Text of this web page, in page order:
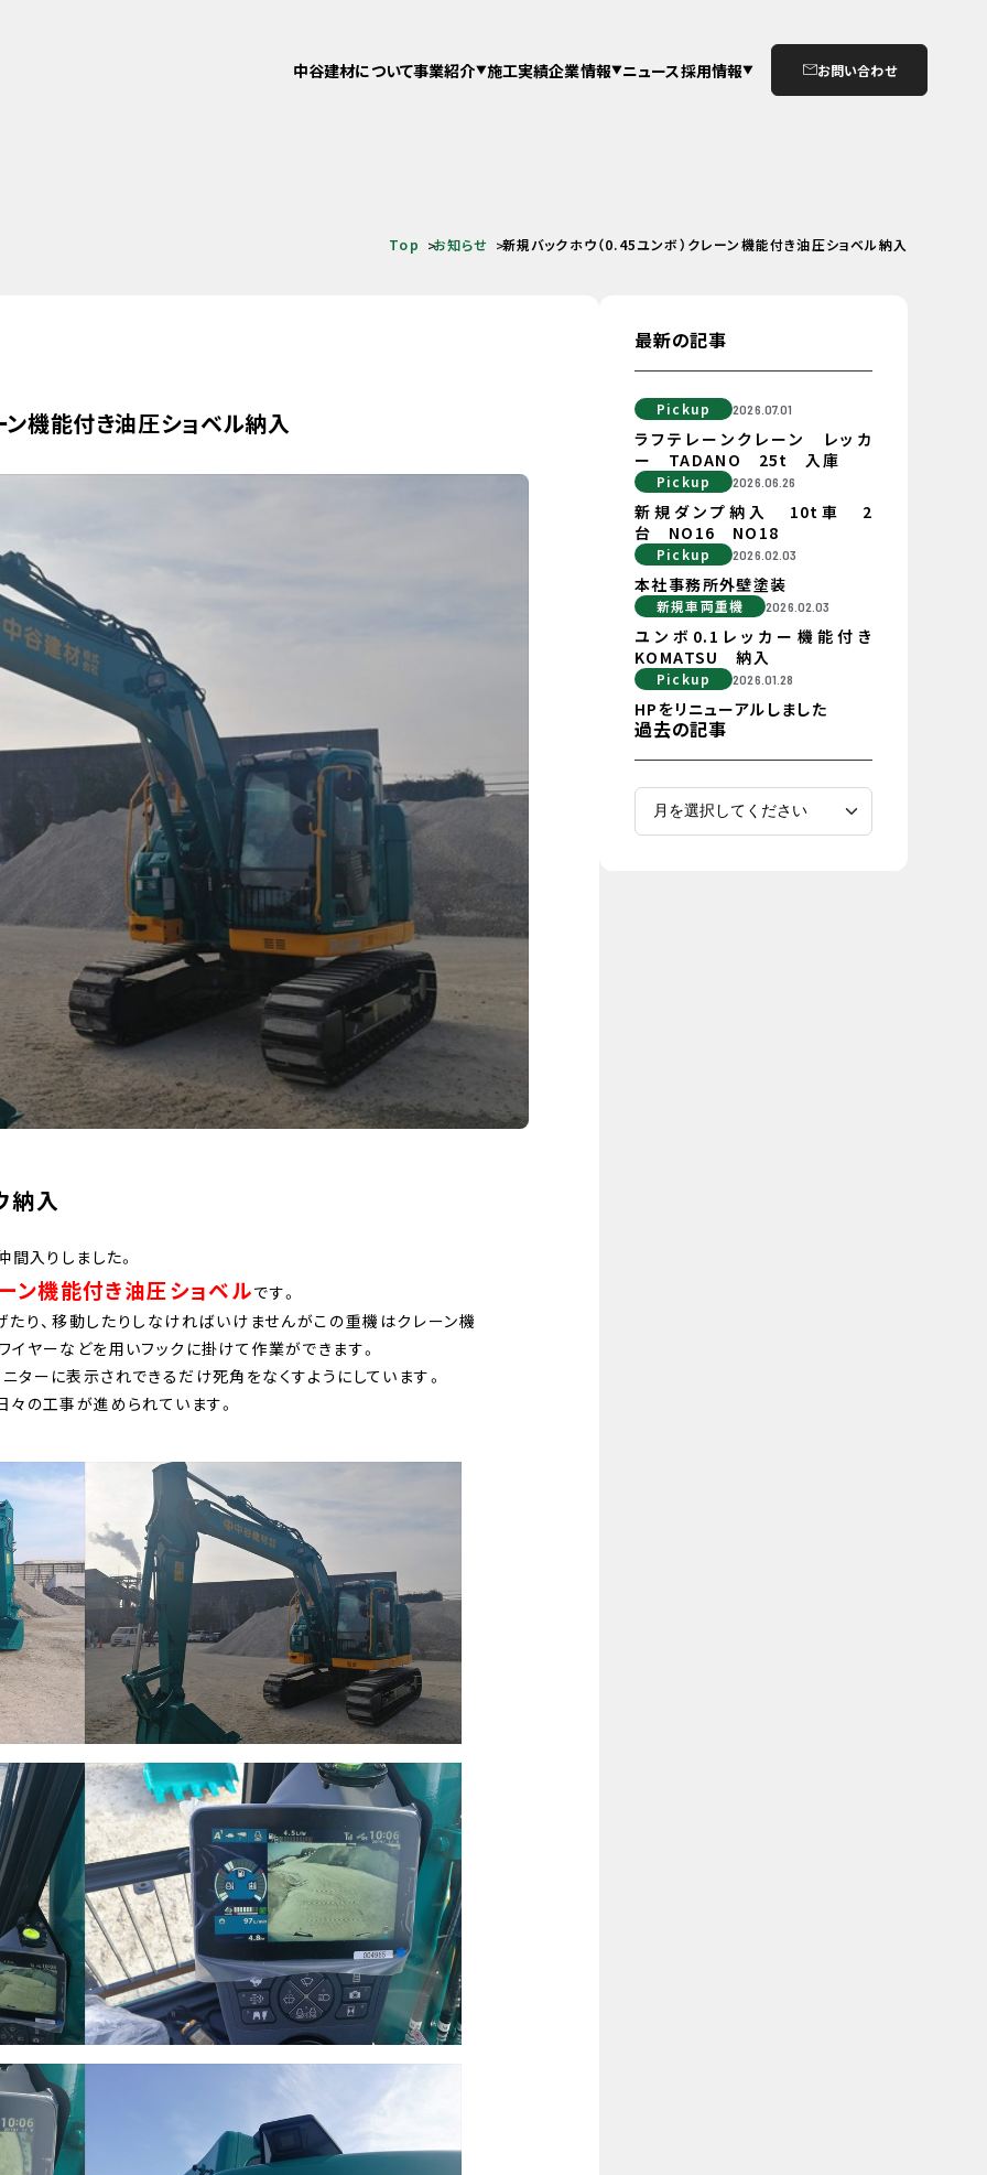
中谷建材について事業紹介 施工実績企業情報 ニュース採用情報 お問い合わせ
Top お知らせ 新規バックホウ（0.45ユンボ）クレーン機能付き油圧ショベル納入
ン機能付き油圧ショベル納入
納入
入りしました。
機能付き油圧ショベルです。
り、移動したりしなければいけませんがこの重機はクレーン機
ヤーなどを用いフックに掛けて作業ができます。
ーに表示されできるだけ死角をなくすようにしています。
の工事が進められています。
最新の記事
Pickup 2026.07.01
ラフテレーンクレーン レッカ
ー TADANO 25t 入庫
Pickup 2026.06.26
新規ダンプ納入 10t車 2
台 NO16 NO18
Pickup 2026.02.03
本社事務所外壁塗装
新規車両重機 2026.02.03
ユンボ0.1レッカー機能付き
KOMATSU 納入
Pickup 2026.01.28
HPをリニューアルしました
過去の記事